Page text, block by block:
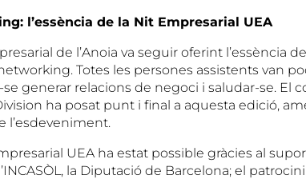
l’essència de la Nit Empresarial UEA
de l’Anoia va seguir oferint l’essència
Totes les persones assistents van
generar relacions de negoci i saludar-se. El
ha posat punt i final a aquesta edició,
l’esdeveniment.
UEA ha estat possible gràcies al
la Diputació de Barcelona; el